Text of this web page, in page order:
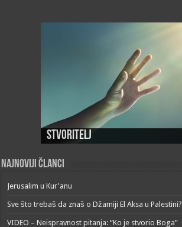
Stvoritelj
Najnoviji članci
Jerusalim u Kur'anu
Sve što trebaš da znaš o Džamiji El Aksa u Palestini?
VIDEO – Neispravnost pitanja: “Ko je stvorio Boga”